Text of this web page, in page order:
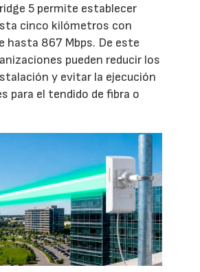
5 permite establecer
cinco kilómetros con
hasta 867 Mbps. De este
pueden reducir los
y evitar la ejecución
para el tendido de fibra o